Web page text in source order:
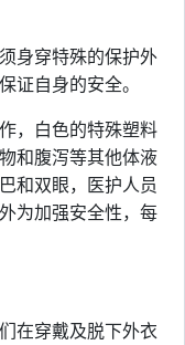
身穿特殊的保护外
证自身的安全。
，白色的特殊塑料
和腹泻等其他体液
和双眼，医护人员
为加强安全性，每
在穿戴及脱下外衣